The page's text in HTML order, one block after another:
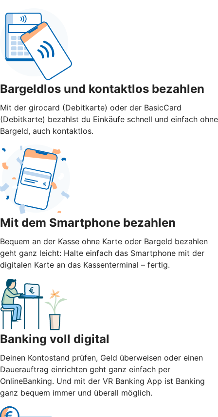
Bargeldlos und kontaktlos bezahlen
Mit der girocard (Debitkarte) oder der BasicCard
(Debitkarte) bezahlst du Einkäufe schnell und einfach ohne
Bargeld, auch kontaktlos.
Mit dem Smartphone bezahlen
Bequem an der Kasse ohne Karte oder Bargeld bezahlen
geht ganz leicht: Halte einfach das Smartphone mit der
digitalen Karte an das Kassenterminal – fertig.
Banking voll digital
Deinen Kontostand prüfen, Geld überweisen oder einen
Dauerauftrag einrichten geht ganz einfach per
OnlineBanking. Und mit der VR Banking App ist Banking
ganz bequem immer und überall möglich.